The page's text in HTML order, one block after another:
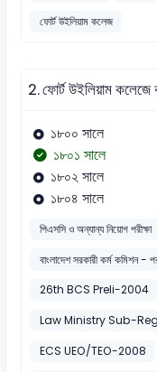
ফোর্ট উইলিয়াম কলেজ
2.ফোর্ট উইলিয়াম কলেজে
১৮০০ সালে
১৮০১ সালে
১৮০২ সালে
১৮০৪ সালে
পিএসসি ও অন্যান্য নিয়োগ পরীক্ষা
বাংলাদেশ সরকারী কর্ম কমিশন -
26th BCS Preli-2004
Law Ministry Sub-
ECS UEO/TEO-2008